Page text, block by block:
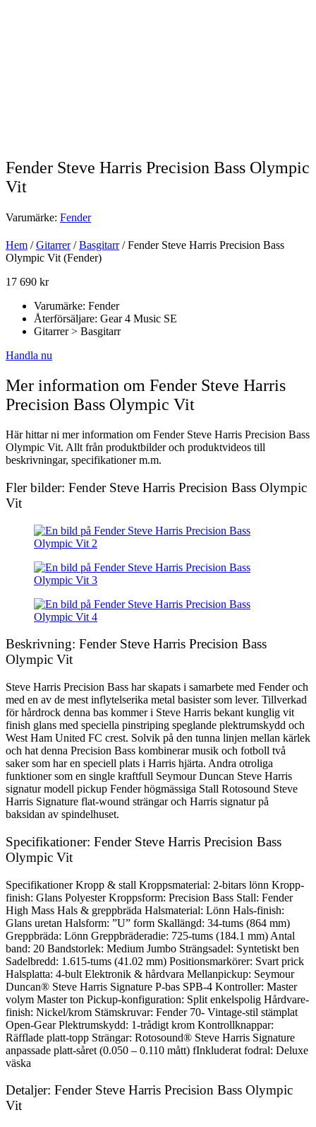
Fender Steve Harris Precision Bass Olympic
Vit
Varumärke: Fender
Hem /Gitarrer/Basgitarr/ Fender Steve Harris Precision Bass
Olympic Vit (Fender)
17 690 kr
Varumärke: Fender
Återförsäljare: Gear 4 Music SE
Gitarrer > Basgitarr
Handla nu
Mer information om Fender Steve Harris
Precision Bass Olympic Vit
Här hittar ni mer information om Fender Steve Harris Precision Bass
Olympic Vit. Allt från produktbilder och produktvideos till
beskrivningar, specifikationer m.m.
Fler bilder: Fender Steve Harris Precision Bass Olympic
Vit
Beskrivning: Fender Steve Harris Precision Bass
Olympic Vit
Steve Harris Precision Bass har skapats i samarbete med Fender och
med en av de mest inflytelserika metal basister som lever. Tillverkad
för hårdrock denna bas kommer i Steve Harris bekant kunglig vit
finish glans med speciella pinstriping speglande plektrumskydd och
West Ham United FC crest. Solvik på den tunna linjen mellan kärlek
och hat denna Precision Bass kombinerar musik och fotboll två
saker som har en speciell plats i Harris hjärta. Andra otroliga
funktioner som en single kraftfull Seymour Duncan Steve Harris
signatur modell pickup Fender högmässiga Stall Rotosound Steve
Harris Signature flat-wound strängar och Harris signatur på
baksidan av spindelhuset.
Specifikationer: Fender Steve Harris Precision Bass
Olympic Vit
Specifikationer Kropp & stall Kroppsmaterial: 2-bitars lönn Kropp-
finish: Glans Polyester Kroppsform: Precision Bass Stall: Fender
High Mass Hals & greppbräda Halsmaterial: Lönn Hals-finish:
Glans uretan Halsform: ”U” form Skallängd: 34-tums (864 mm)
Greppbräda: Lönn Greppbräderadie: 725-tums (184.1 mm) Antal
band: 20 Bandstorlek: Medium Jumbo Strängsadel: Syntetiskt ben
Sadelbredd: 1.615-tums (41.02 mm) Positionsmarkörer: Svart prick
Halsplatta: 4-bult Elektronik & hårdvara Mellanpickup: Seymour
Duncan® Steve Harris Signature P-bas SPB-4 Kontroller: Master
volym Master ton Pickup-konfiguration: Split enkelspolig Hårdvare-
finish: Nickel/krom Stämskruvar: Fender 70- Vintage-stil stämplat
Open-Gear Plektrumskydd: 1-trådigt krom Kontrollknappar:
Räfflade platt-topp Strängar: Rotosound® Steve Harris Signature
anpassade platt-såret (0.050 – 0.110 mått) fInkluderat fodral: Deluxe
väska
Detaljer: Fender Steve Harris Precision Bass Olympic
Vit